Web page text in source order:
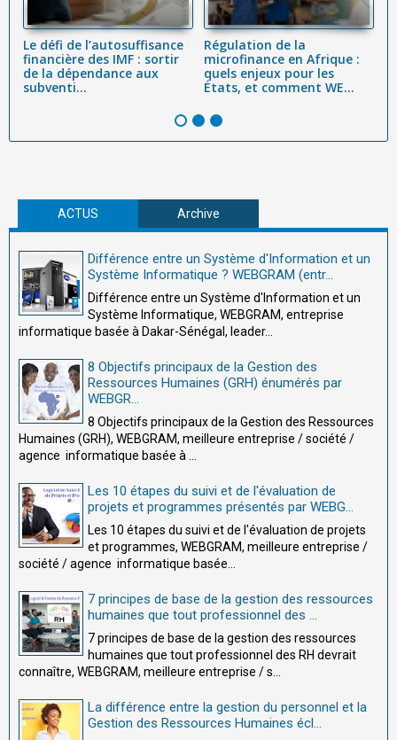
Le défi de l’autosuffisance
financière des IMF : sortir
de la dépendance aux
subventi...
Régulation de la
microfinance en Afrique :
quels enjeux pour les
États, et comment WE...
ACTUS Archive
Différence entre un Système d'Information et un
Système Informatique ? WEBGRAM (entr...
Différence entre un Système d'Information et un
Système Informatique, WEBGRAM, entreprise
informatique basée à Dakar-Sénégal, leader...
8 Objectifs principaux de la Gestion des
Ressources Humaines (GRH) énumérés par
WEBGR...
8 Objectifs principaux de la Gestion des Ressources
Humaines (GRH), WEBGRAM, meilleure entreprise / société /
agence informatique basée à ...
Les 10 étapes du suivi et de l'évaluation de
projets et programmes présentés par WEBG...
Les 10 étapes du suivi et de l'évaluation de projets
et programmes, WEBGRAM, meilleure entreprise /
société / agence informatique basée...
7 principes de base de la gestion des ressources
humaines que tout professionnel des ...
7 principes de base de la gestion des ressources
humaines que tout professionnel des RH devrait
connaître, WEBGRAM, meilleure entreprise / s...
La différence entre la gestion du personnel et la
Gestion des Ressources Humaines écl...